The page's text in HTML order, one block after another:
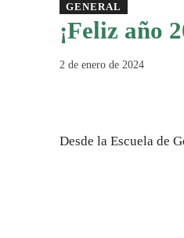
GENERAL
¡Feliz año
2 de enero de 2024
Desde la Escuela de